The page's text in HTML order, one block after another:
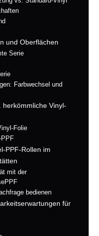
und Oberflächen
Serie
Farbwechsel und
herkömmliche Vinyl-
Folie
PPF
PPF-Rollen im
mit der
bedienen
für